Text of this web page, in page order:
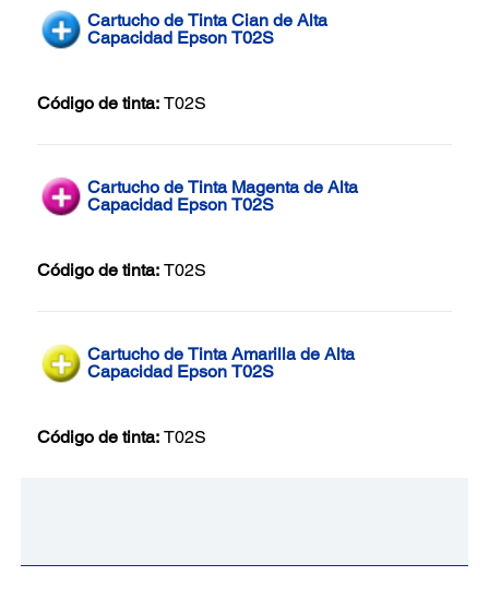
Cartucho de Tinta Cian de Alta
Capacidad Epson T02S
Código de tinta: T02S
Cartucho de Tinta Magenta de Alta
Capacidad Epson T02S
Código de tinta: T02S
Cartucho de Tinta Amarilla de Alta
Capacidad Epson T02S
Código de tinta: T02S